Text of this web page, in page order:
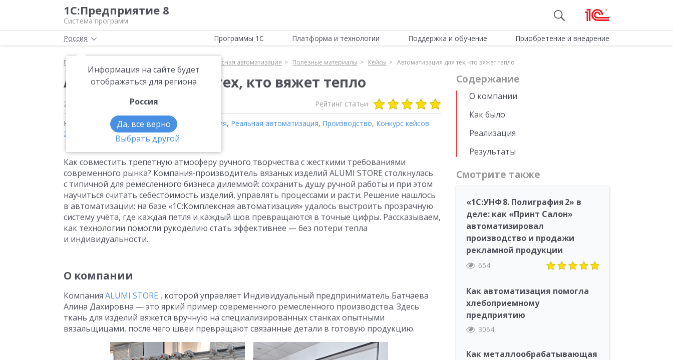
1С:Предприятие 8
Система программ
Россия
Информация на сайте будет
отображаться для региона
Россия
Да, все верно
Выбрать другой
Программы 1С Платформа и технологии Поддержка и обучение Приобретение и внедрение
Главная 1С:Комплексная автоматизация Полезные материалы Кейсы Автоматизация для тех, кто вяжет тепло
Автоматизация для тех, кто вяжет тепло
29 октября 2025 Рейтинг статьи
Кейсы на тему: 1С:Комплексная автоматизация, Реальная автоматизация, Производство, Конкурс кейсов
2025
Как совместить трепетную атмосферу ручного творчества с жесткими требованиями
современного рынка? Компания‑производитель вязаных изделий ALUMI STORE столкнулась
с типичной для ремесленного бизнеса дилеммой: сохранить душу ручной работы и при этом
научиться считать себестоимость изделий, управлять процессами и расти. Решение нашлось
в автоматизации: на базе «1С:Комплексная автоматизация» удалось выстроить прозрачную
систему учёта, где каждая петля и каждый шов превращаются в точные цифры. Рассказываем,
как технологии помогли рукоделию стать эффективнее — без потери тепла
и индивидуальности.
О компании
Компания ALUMI STORE , которой управляет Индивидуальный предприниматель Батчаева
Алина Дахировна — это яркий пример современного ремесленного производства. Здесь
ткань для изделий вяжется вручную на специализированных станках опытными
вязальщицами, после чего швеи превращают связанные детали в готовую продукцию.
Cодержание
О компании
Как было
Реализация
Результаты
Смотрите также
«1С:УНФ 8. Полиграфия 2» в
деле: как «Принт Салон»
автоматизировал
производство и продажи
рекламной продукции
654
Как автоматизация помогла
хлебоприемному
предприятию
3064
Как металлообрабатывающая